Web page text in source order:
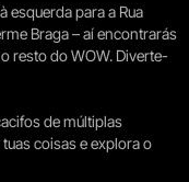
esquerda para a Rua
Braga – aí encontrarás
resto do WOW. Diverte-
de múltiplas
coisas e explora o